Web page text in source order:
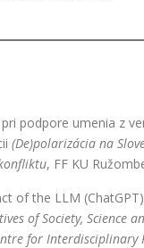
podpore umenia z
(De)polarizácia na
, FF KU
of the LLM
of Society, Science
for Interdisciplinary